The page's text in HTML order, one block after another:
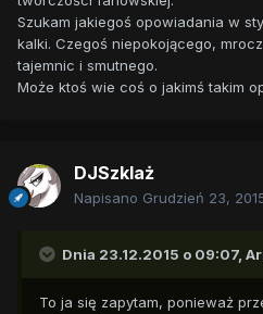
Szukam jakiegoś opowiadania w
kalki. Czegoś niepokojącego,
tajemnic i smutnego.
Może ktoś wie coś o jakimś takim
DJSzklaż
Napisano Grudzień 23,
Dnia 23.12.2015 o 09:07,
To ja się zapytam, ponieważ